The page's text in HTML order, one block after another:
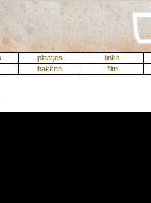
plaatjes links
bakken film